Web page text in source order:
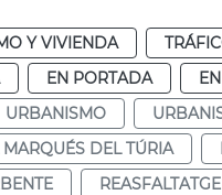
Y VIVIENDA
EN PORTADA
URBANISMO
DEL TÚRIA
REASFALTATGE